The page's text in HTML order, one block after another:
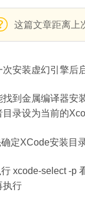
warning:
这篇文章距离上
次安装虚幻引擎后
找到金属编译器安
目录设为当前的
定XCode安装目
行 xcode-select -p
执行